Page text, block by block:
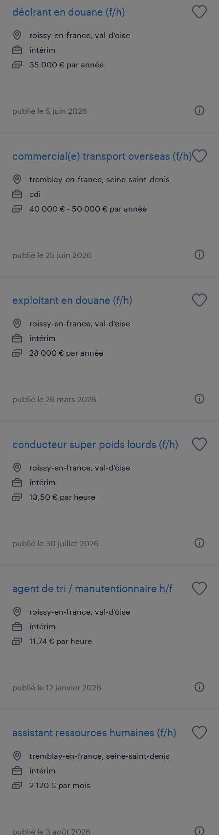
déclrant en douane (f/h)
roissy-en-france, val-d'oise
intérim
35 000 € par année
publié le 5 juin 2026
commercial(e) transport overseas (f/h)
tremblay-en-france, seine-saint-denis
cdi
40 000 € - 50 000 € par année
publié le 25 juin 2026
exploitant en douane (f/h)
roissy-en-france, val-d'oise
intérim
28 000 € par année
publié le 26 mars 2026
conducteur super poids lourds (f/h)
roissy-en-france, val-d'oise
intérim
13,50 € par heure
publié le 30 juillet 2026
agent de tri / manutentionnaire h/f
roissy-en-france, val-d'oise
intérim
11,74 € par heure
publié le 12 janvier 2026
assistant ressources humaines (f/h)
tremblay-en-france, seine-saint-denis
intérim
2 120 € par mois
publié le 3 août 2026